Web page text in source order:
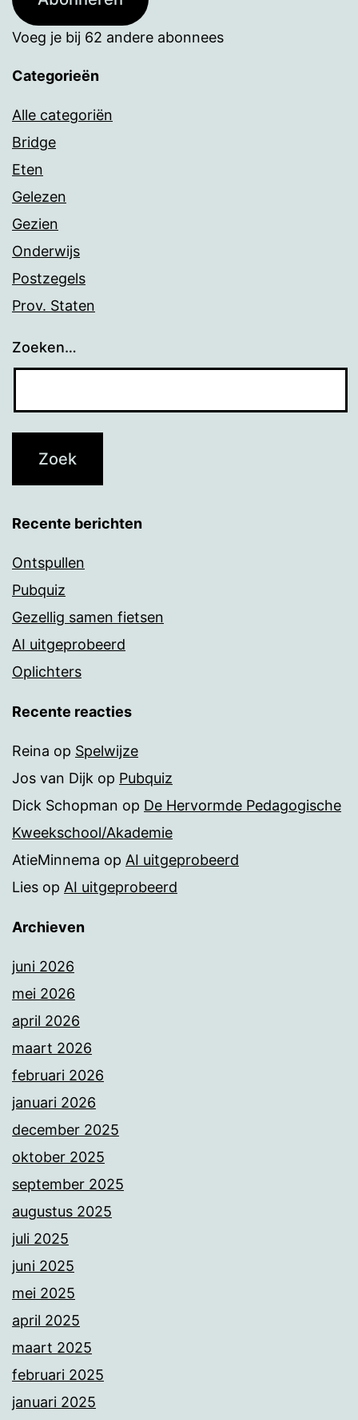
Voeg je bij 62 andere abonnees
Categorieën
Alle categoriën
Bridge
Eten
Gelezen
Gezien
Onderwijs
Postzegels
Prov. Staten
Zoeken…
Recente berichten
Ontspullen
Pubquiz
Gezellig samen fietsen
AI uitgeprobeerd
Oplichters
Recente reacties
Reina op Spelwijze
Jos van Dijk op Pubquiz
Dick Schopman op De Hervormde Pedagogische
Kweekschool/Akademie
AtieMinnema op AI uitgeprobeerd
Lies op AI uitgeprobeerd
Archieven
juni 2026
mei 2026
april 2026
maart 2026
februari 2026
januari 2026
december 2025
oktober 2025
september 2025
augustus 2025
juli 2025
juni 2025
mei 2025
april 2025
maart 2025
februari 2025
januari 2025